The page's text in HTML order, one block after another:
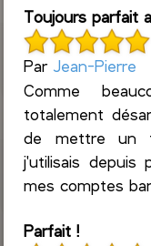
Toujours parfait
Par Jean-Pierre
Comme
totalement
de mettre un
j'utilisais depuis
mes comptes
Parfait !